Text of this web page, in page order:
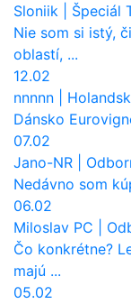
Sloniik
Špeciál
Nie som si istý,
oblastí, ...
12.02
nnnnn
Holandské
Dánsko
07.02
Jano-NR
Odborné
Nedávno som
06.02
Miloslav PC
Čo konkrétne?
majú ...
05.02